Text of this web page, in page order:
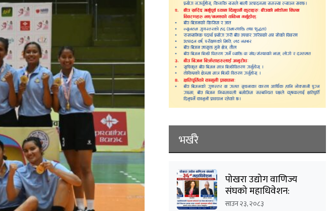
भर्खरै
पोखरा उद्योग वाणिज्य
संघको महाधिवेशन:
अध्यक्षसहित अधिकांश
साउन २३, २०८३